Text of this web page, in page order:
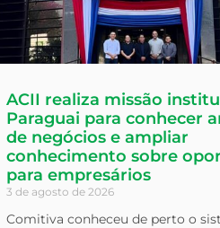
ACII realiza missão
Paraguai para conhecer
de negócios e ampliar
conhecimento sobre
para empresários
3 de agosto de 2026
Comitiva conheceu de perto o